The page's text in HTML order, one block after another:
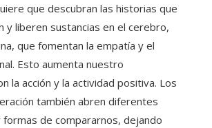
que descubran las historias que
y liberen sustancias en el cerebro,
que fomentan la empatía y el
Esto aumenta nuestro
la acción y la actividad positiva. Los
también abren diferentes
de compararnos, dejando